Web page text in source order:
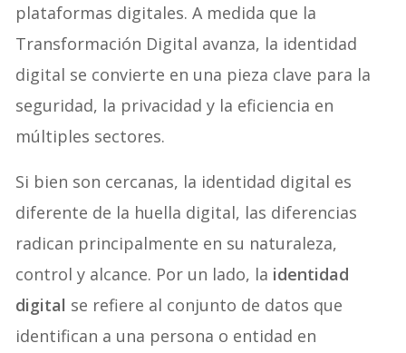
plataformas digitales. A medida que la
Transformación Digital avanza, la identidad
digital se convierte en una pieza clave para la
seguridad, la privacidad y la eficiencia en
múltiples sectores.
Si bien son cercanas, la identidad digital es
diferente de la huella digital, las diferencias
radican principalmente en su naturaleza,
control y alcance. Por un lado, la identidad
digital se refiere al conjunto de datos que
identifican a una persona o entidad en